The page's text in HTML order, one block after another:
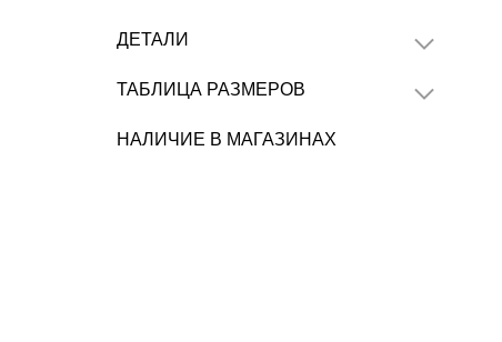
ДЕТАЛИ
ТАБЛИЦА РАЗМЕРОВ
НАЛИЧИЕ В МАГАЗИНАХ